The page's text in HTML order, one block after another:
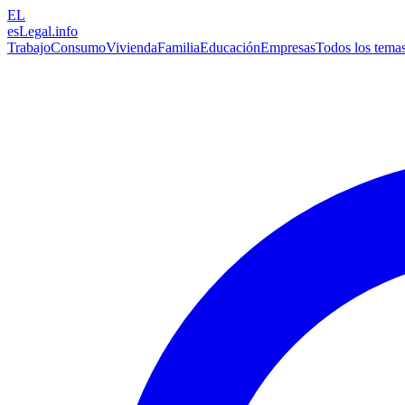
EL
esLegal.info
TrabajoConsumoViviendaFamiliaEducaciónEmpresasTodos los